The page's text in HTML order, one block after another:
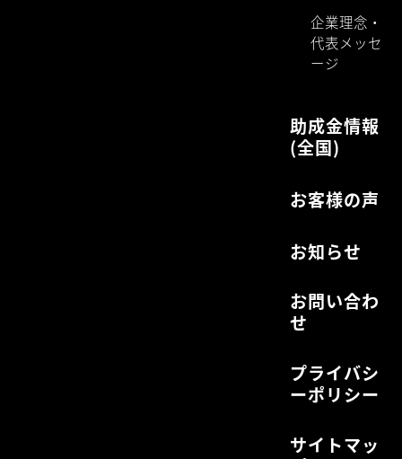
企業理念・
代表メッセ
ージ
助成金情報
(全国)
お客様の声
お知らせ
お問い合わ
せ
プライバシ
ーポリシー
サイトマッ